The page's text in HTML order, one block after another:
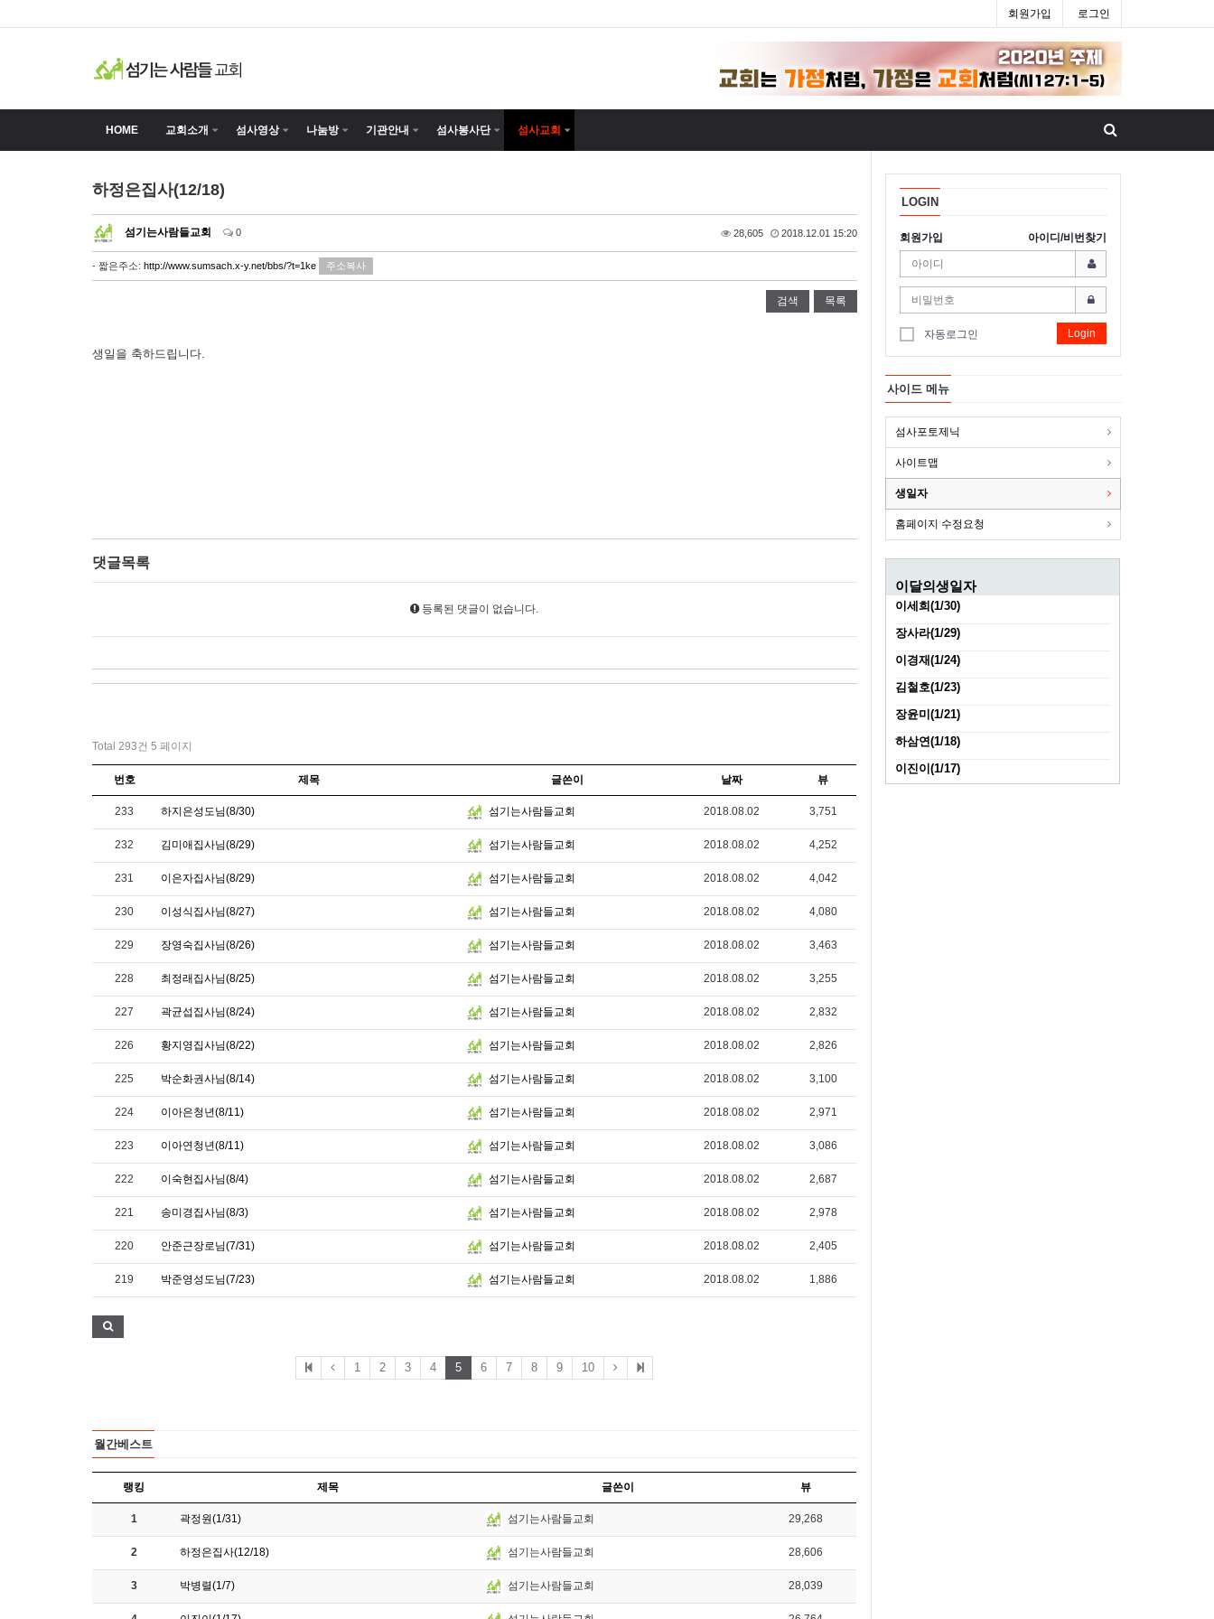
회원가입 로그인
HOME 교회소개 섬사영상 나눔방 기관안내 섬사봉사단 섬사교회
하정은집사(12/18)
섬기는사람들교회 0 28,605 2018.12.01 15:20
- 짧은주소: http://www.sumsach.x-y.net/bbs/?t=1ke 주소복사
검색 목록
생일을 축하드립니다.
댓글목록
등록된 댓글이 없습니다.
Total 293건 5 페이지
번호 제목 글쓴이 날짜 뷰
233 하지은성도님(8/30) 섬기는사람들교회 2018.08.02 3,751
232 김미애집사님(8/29) 섬기는사람들교회 2018.08.02 4,252
231 이은자집사님(8/29) 섬기는사람들교회 2018.08.02 4,042
230 이성식집사님(8/27) 섬기는사람들교회 2018.08.02 4,080
229 장영숙집사님(8/26) 섬기는사람들교회 2018.08.02 3,463
228 최정래집사님(8/25) 섬기는사람들교회 2018.08.02 3,255
227 곽균섭집사님(8/24) 섬기는사람들교회 2018.08.02 2,832
226 황지영집사님(8/22) 섬기는사람들교회 2018.08.02 2,826
225 박순화권사님(8/14) 섬기는사람들교회 2018.08.02 3,100
224 이아은청년(8/11) 섬기는사람들교회 2018.08.02 2,971
223 이아연청년(8/11) 섬기는사람들교회 2018.08.02 3,086
222 이숙현집사님(8/4) 섬기는사람들교회 2018.08.02 2,687
221 송미경집사님(8/3) 섬기는사람들교회 2018.08.02 2,978
220 안준근장로님(7/31) 섬기는사람들교회 2018.08.02 2,405
219 박준영성도님(7/23) 섬기는사람들교회 2018.08.02 1,886
1 2 3 4 5 6 7 8 9 10
월간베스트
랭킹 제목 글쓴이 뷰
1 곽정원(1/31) 섬기는사람들교회 29,268
2 하정은집사(12/18) 섬기는사람들교회 28,606
3 박병렬(1/7) 섬기는사람들교회 28,039
LOGIN
회원가입 아이디/비번찾기
자동로그인 Login
사이드 메뉴
섬사포토제닉
사이트맵
생일자
홈페이지 수정요청
이달의생일자
이세희(1/30)
장사라(1/29)
이경재(1/24)
김철호(1/23)
장윤미(1/21)
하삼연(1/18)
이진이(1/17)